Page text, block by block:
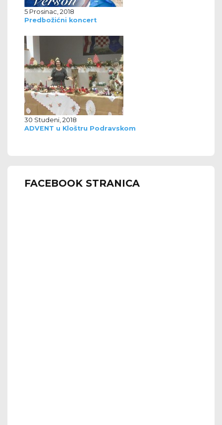
5 Prosinac, 2018
Predbožićni koncert
30 Studeni, 2018
ADVENT u Kloštru Podravskom
FACEBOOK STRANICA